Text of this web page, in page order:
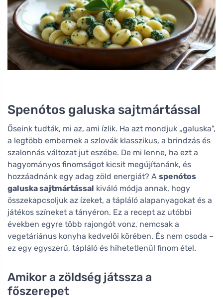
Spenótos galuska sajtmártással
Őseink tudták, mi az, ami ízlik. Ha azt mondjuk „galuska",
a legtöbb embernek a szlovák klasszikus, a brindzás és
szalonnás változat jut eszébe. De mi lenne, ha ezt a
hagyományos finomságot kicsit megújítanánk, és
hozzáadnánk egy adag zöld energiát? A spenótos
galuska sajtmártással kiváló módja annak, hogy
összekapcsoljuk az ízeket, a tápláló alapanyagokat és a
játékos színeket a tányéron. Ez a recept az utóbbi
években egyre több rajongót vonz, nemcsak a
vegetáriánus konyha kedvelői körében. És nem csoda –
ez egy egyszerű, tápláló és hihetetlenül finom étel.
Amikor a zöldség játssza a
főszerepet